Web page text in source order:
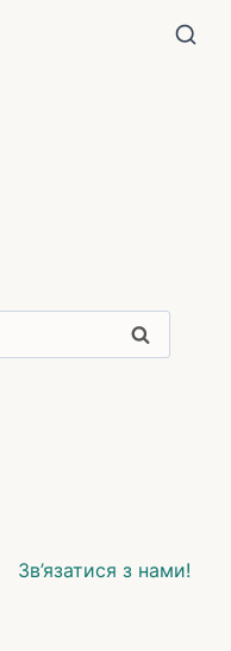
Зв’язатися з нами!